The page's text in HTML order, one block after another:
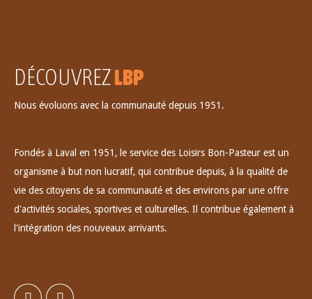
DÉCOUVREZLBP
Nous évoluons avec la communauté depuis 1951.
Fondés à Laval en 1951, le service des Loisirs Bon-Pasteur est un
organisme à but non lucratif, qui contribue depuis, à la qualité de
vie des citoyens de sa communauté et des environs par une offre
d'activités sociales, sportives et culturelles. Il contribue également à
l'intégration des nouveaux arrivants.